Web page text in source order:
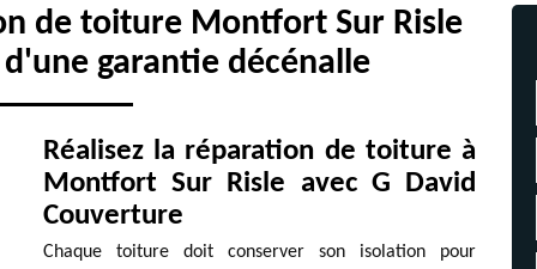
de toiture Montfort Sur Risle
garantie décénalle
Réalisez la réparation de toiture à
Montfort Sur Risle avec G David
Couverture
Chaque toiture doit conserver son isolation pour